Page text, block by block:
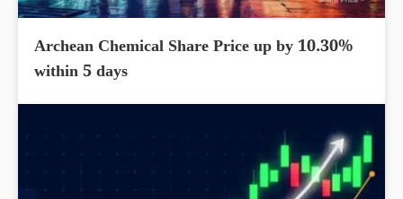
Archean Chemical Share Price up by 10.30%
within 5 days